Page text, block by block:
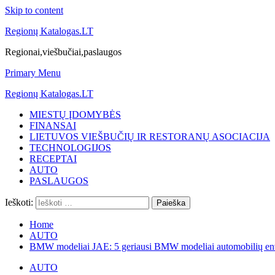
Skip to content
Regionų Katalogas.LT
Regionai,viešbučiai,paslaugos
Primary Menu
Regionų Katalogas.LT
MIESTŲ ĮDOMYBĖS
FINANSAI
LIETUVOS VIEŠBUČIŲ IR RESTORANŲ ASOCIACIJA
TECHNOLOGIJOS
RECEPTAI
AUTO
PASLAUGOS
Ieškoti:
Home
AUTO
BMW modeliai JAE: 5 geriausi BMW modeliai automobilių
AUTO